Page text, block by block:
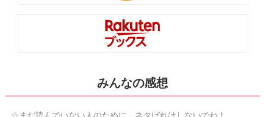
みんなの感想
☆まだ読んでいない人のために、ネタばれはしないでね！